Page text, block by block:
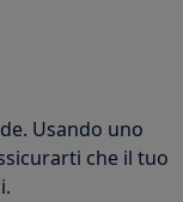
Usando uno
che il tuo